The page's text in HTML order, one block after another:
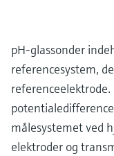
pH-glassonder
referencesystem,
målesystemet ved
elektroder og